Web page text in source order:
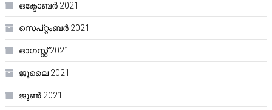
ഒക്ടോബർ 2021
സെപ്റ്റംബർ 2021
ഓഗസ്റ്റ്‌ 2021
ജൂലൈ 2021
ജൂൺ 2021